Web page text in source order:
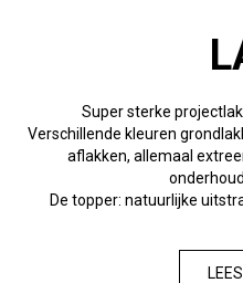
Super sterke
Verschillende kleuren
aflakken, allemaal
De topper: natuurlijke